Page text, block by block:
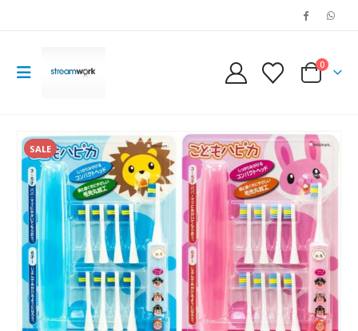
0
SALE